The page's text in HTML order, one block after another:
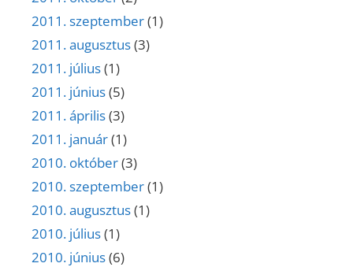
2011. szeptember(1)
2011. augusztus(3)
2011. július(1)
2011. június(5)
2011. április(3)
2011. január(1)
2010. október(3)
2010. szeptember(1)
2010. augusztus(1)
2010. július(1)
2010. június(6)